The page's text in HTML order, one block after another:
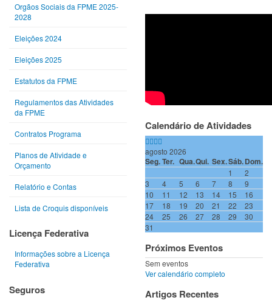
Orgãos Sociais da FPME 2025-
2028
Eleições 2024
Eleições 2025
Estatutos da FPME
Regulamentos das Atividades
da FPME
Contratos Programa
Planos de Atividade e
Orçamento
Relatório e Contas
Lista de Croquis disponíveis
Licença Federativa
Informações sobre a Licença
Federativa
Seguros
Calendário de Atividades
agosto 2026
Seg.Ter. Qua.Qui. Sex.Sáb.Dom.
1
2
3
4 5 6 7 8
9
10
11 12 13 14 15
16
17
18 19 20 21 22
23
24
25 26 27 28 29
30
31
Próximos Eventos
Sem eventos
Ver calendário completo
Artigos Recentes